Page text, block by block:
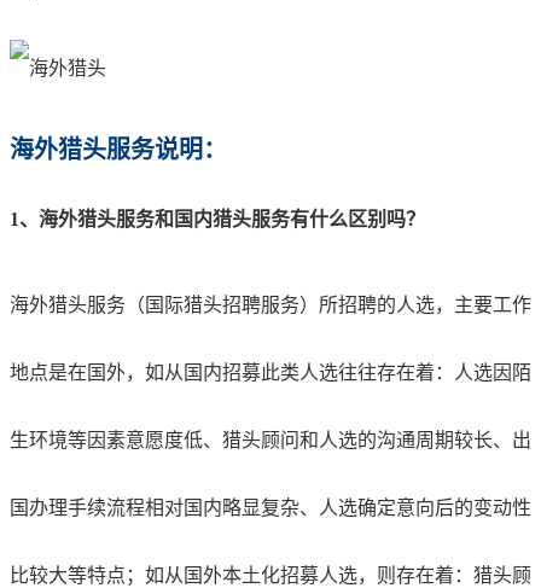
海外猎头服务说明：
1、海外猎头服务和国内猎头服务有什么区别吗？
海外猎头服务（国际猎头招聘服务）所招聘的人选，主要工作
地点是在国外，如从国内招募此类人选往往存在着：人选因陌
生环境等因素意愿度低、猎头顾问和人选的沟通周期较长、出
国办理手续流程相对国内略显复杂、人选确定意向后的变动性
比较大等特点；如从国外本土化招募人选，则存在着：猎头顾